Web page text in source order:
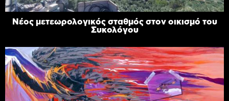
Νέος μετεωρολογικός σταθμός στον οικισμό του
Συκολόγου